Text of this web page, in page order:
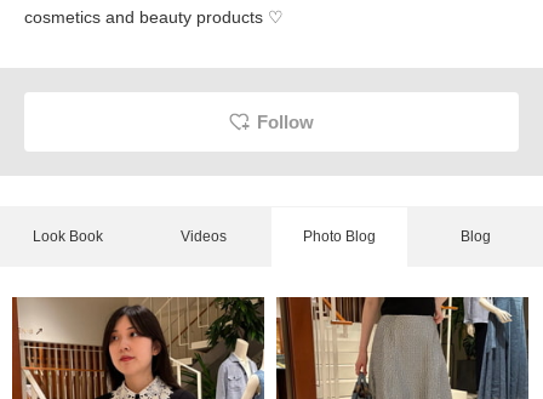
cosmetics and beauty products ♡
Follow
Look Book Videos Photo Blog Blog